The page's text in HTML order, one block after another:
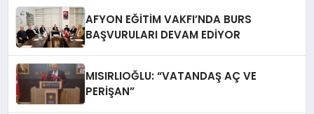
AFYON EĞİTİM VAKFI’NDA BURS
BAŞVURULARI DEVAM EDİYOR
MISIRLIOĞLU: “VATANDAŞ AÇ VE
PERİŞAN”